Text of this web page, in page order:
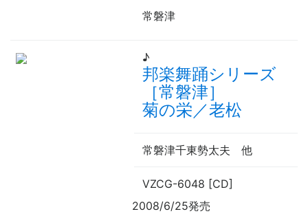
常磐津
♪
邦楽舞踊シリーズ
［常磐津］
菊の栄／老松
常磐津千東勢太夫 他
VZCG-6048 [CD]
2008/6/25発売